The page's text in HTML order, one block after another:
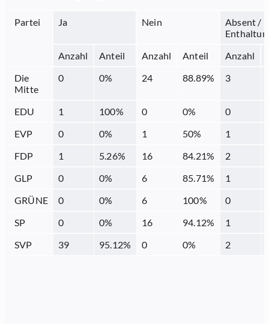
Partei Ja Nein
Absent /
Anzahl
Anteil Anzahl Anteil Anzahl
Die
Mitte
0 0% 24 88.89% 3
EDU 1 100% 0 0% 0
EVP
0 0% 1 50% 1
FDP
1 5.26% 16 84.21% 2
GLP
0 0% 6 85.71% 1
GRÜNE
0 0% 6 100% 0
SP
0 0% 16 94.12% 1
SVP
39 95.12% 0 0% 2